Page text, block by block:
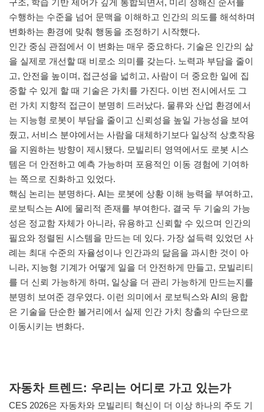
구조, 학습 기반 제어가 깊게 통합되면서, 미리 정해진 순서를
수행하는 수준을 넘어 문맥을 이해하고 인간의 의도를 해석하며
변화하는 환경에 맞춰 행동을 조정하기 시작했다.
인간 중심 관점에서 이 변화는 매우 중요하다. 기술은 인간의 삶
을 실제로 개선할 때 비로소 의미를 갖는다. 노력과 부담을 줄이
고, 안전을 높이며, 접근성을 넓히고, 사람이 더 중요한 일에 집
중할 수 있게 할 때 기술은 가치를 가진다. 이번 전시에서도 그
런 가치 지향적 접근이 분명히 드러났다. 물류와 산업 환경에서
는 지능형 로봇이 부담을 줄이고 신뢰성을 높일 가능성을 보여
줬고, 서비스 분야에서는 사람을 대체하기보다 일상적 상호작용
을 지원하는 방향이 제시됐다. 모빌리티 영역에서도 로봇 시스
템은 더 안전하고 예측 가능하며 포용적인 이동 경험에 기여하
는 쪽으로 진화하고 있었다.
핵심 논리는 분명하다. AI는 로봇에 상황 이해 능력을 부여하고,
로보틱스는 AI에 물리적 존재를 부여한다. 결국 두 기술의 가능
성은 정교함 자체가 아니라, 유용하고 신뢰할 수 있으며 인간의
필요와 정렬된 시스템을 만드는 데 있다. 가장 설득력 있었던 사
례는 최대 수준의 자율성이나 인간과의 닮음을 과시한 것이 아
니라, 지능형 기계가 어떻게 일을 더 안전하게 만들고, 모빌리티
를 더 신뢰 가능하게 하며, 일상을 더 관리 가능하게 만드는지를
분명히 보여준 경우였다. 이런 의미에서 로보틱스와 AI의 융합
은 기술을 단순한 볼거리에서 실제 인간 가치 창출의 수단으로
이동시키는 변화다.
자동차 트렌드: 우리는 어디로 가고 있는가
CES 2026은 자동차와 모빌리티 혁신이 더 이상 하나의 주도 기